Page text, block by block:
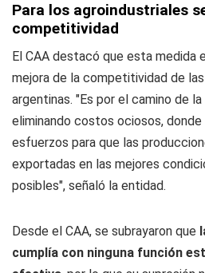
Para los agroindustriales
competitividad
El CAA destacó que esta medida
mejora de la competitividad de
argentinas. "Es por el camino de la
eliminando costos ociosos, donde
esfuerzos para que las
exportadas en las mejores
posibles", señaló la entidad.
Desde el CAA, se subrayaron que
cumplía con ninguna función